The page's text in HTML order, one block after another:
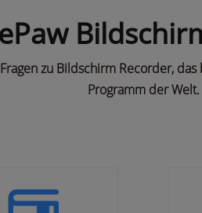
zu Bildschirm Recorder,
Programm der Welt.